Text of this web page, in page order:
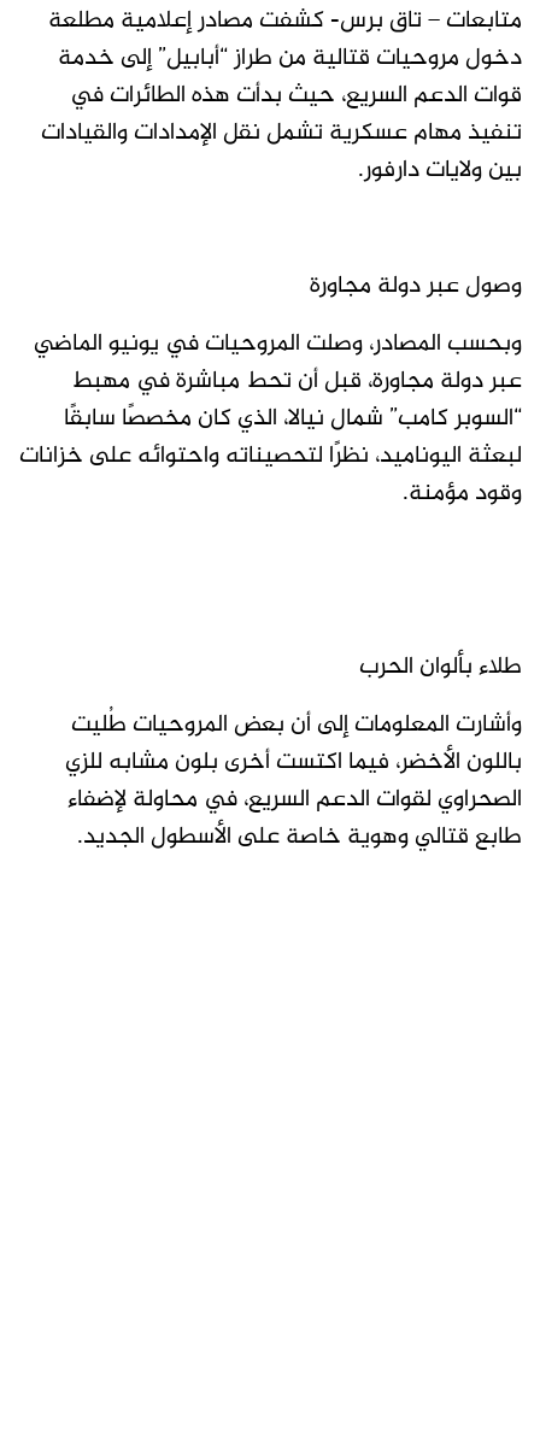
متابعات – تاق برس- كشفت مصادر إعلامية مطلعة
دخول مروحيات قتالية من طراز “أبابيل” إلى خدمة
قوات الدعم السريع، حيث بدأت هذه الطائرات في
تنفيذ مهام عسكرية تشمل نقل الإمدادات والقيادات
بين ولايات دارفور.
وصول عبر دولة مجاورة
وبحسب المصادر، وصلت المروحيات في يونيو الماضي
عبر دولة مجاورة، قبل أن تحط مباشرة في مهبط
“السوبر كامب” شمال نيالا، الذي كان مخصصًا سابقًا
لبعثة اليوناميد، نظرًا لتحصيناته واحتوائه على خزانات
وقود مؤمنة.
طلاء بألوان الحرب
وأشارت المعلومات إلى أن بعض المروحيات طُليت
باللون الأخضر، فيما اكتست أخرى بلون مشابه للزي
الصحراوي لقوات الدعم السريع، في محاولة لإضفاء
طابع قتالي وهوية خاصة على الأسطول الجديد.